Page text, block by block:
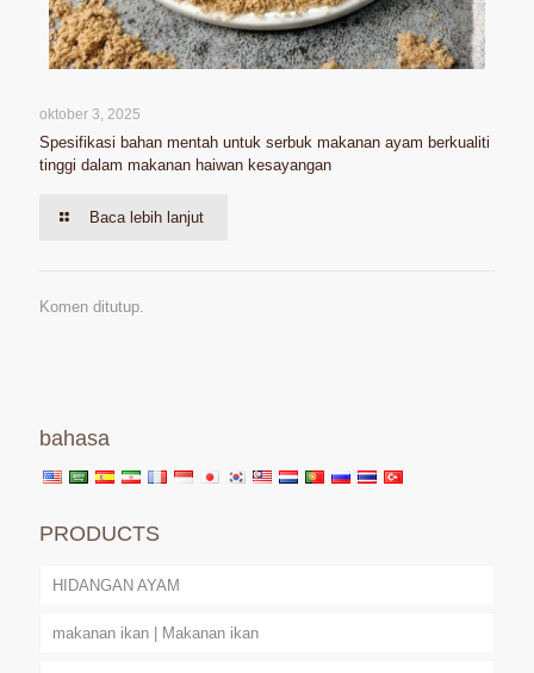
oktober 3, 2025
Spesifikasi bahan mentah untuk serbuk makanan ayam berkualiti
tinggi dalam makanan haiwan kesayangan
Baca lebih lanjut
Komen ditutup.
bahasa
PRODUCTS
HIDANGAN AYAM
makanan ikan | Makanan ikan